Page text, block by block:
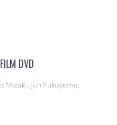
DVD
Mizuki, Jun Fukuyama,